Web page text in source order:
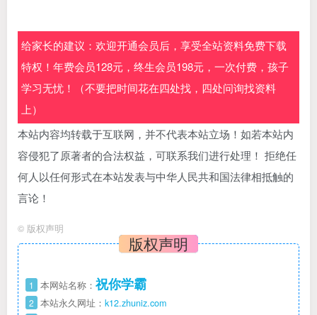
给家长的建议：欢迎开通会员后，享受全站资料免费下载
特权！年费会员128元，终生会员198元，一次付费，孩子
学习无忧！（不要把时间花在四处找，四处问询找资料
上）
本站内容均转载于互联网，并不代表本站立场！如若本站内
容侵犯了原著者的合法权益，可联系我们进行处理！ 拒绝任
何人以任何形式在本站发表与中华人民共和国法律相抵触的
言论！
© 版权声明
版权声明
1 本网站名称： 祝你学霸
2 本站永久网址： k12.zhuniz.com